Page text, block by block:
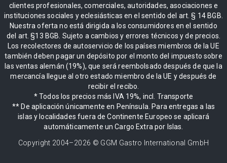
clientes profesionales, comerciales, autoridades, asociaciones e
instituciones sociales y eclesiásticas en el sentido del art. § 14 BGB.
Nuestra oferta no está dirigida a los consumidores en el sentido
del art. §13 BGB. Sujeto a cambios y errores técnicos y de precios.
Los recolectores de autoservicio de los países miembros de la UE
también deben pagar un depósito por el monto del impuesto sobre
las ventas alemán (19%), que será reembolsado después de que la
mercancía llegue al otro estado miembro de la UE y después de
recibir el recibo.
* Todos los precios más IVA 19%, incl. Transporte
** De aplicación únicamente en Península. Para entregas a las
islas y localidades fuera de Continente Europeo se aplicará
automáticamente un Cargo Extra por Islas.
Copyright 2004–2026 © GGM Gastro International GmbH